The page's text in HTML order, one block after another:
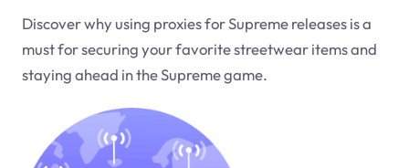
Discover why using proxies for Supreme releases is a
must for securing your favorite streetwear items and
staying ahead in the Supreme game.